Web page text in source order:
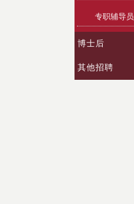
专职辅导员
博士后
其他招聘